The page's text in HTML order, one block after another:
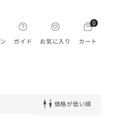
ガイド お気に入り
0
カート
価格が低い順